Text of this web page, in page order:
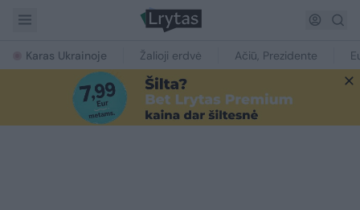
Karas Ukrainoje Žalioji erdvė Ačiū, Prezidente